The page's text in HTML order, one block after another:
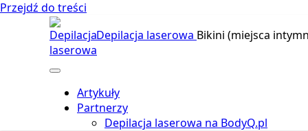
Przejdź do treści
Depilacja laserowa Bikini (miejsca
Artykuły
Partnerzy
Depilacja laserowa na BodyQ.pl